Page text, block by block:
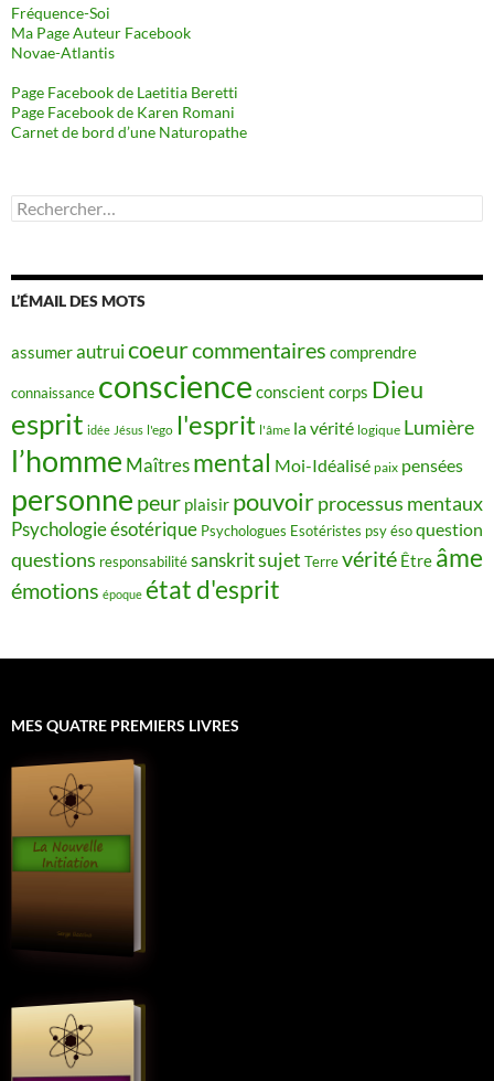
Fréquence-Soi
Ma Page Auteur Facebook
Novae-Atlantis
Page Facebook de Laetitia Beretti
Page Facebook de Karen Romani
Carnet de bord d’une Naturopathe
Rechercher :
L’ÉMAIL DES MOTS
assumerautruicoeurcommentaires comprendre
connaissance conscience conscient corps Dieu
esprit idée Jésus l'ego l'esprit l'âme la vérité logique Lumière
l’homme Maîtres mental Moi-Idéalisé paix pensées
personne peur plaisir pouvoirprocessus mentaux
Psychologie ésotérique Psychologues Esotéristes psy ésoquestion
questions responsabilitésanskritsujet Terrevérité Être âme
émotions époque état d'esprit
MES QUATRE PREMIERS LIVRES